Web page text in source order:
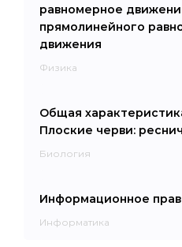
равномерное
прямолинейного
движения
Физика
Общая
Плоские черви:
Биология
Информационное
Информатика